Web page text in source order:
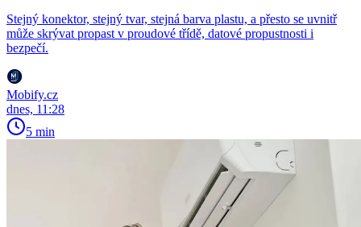
Stejný konektor, stejný tvar, stejná barva plastu, a přesto se uvnitř
může skrývat propast v proudové třídě, datové propustnosti i
bezpečí.
Mobify.cz
dnes, 11:28
5 min